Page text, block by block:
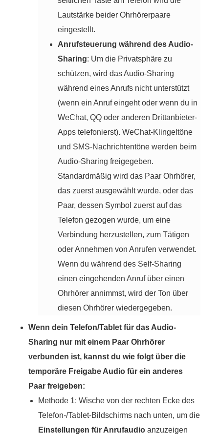
Lautstärke beider Ohrhörerpaare
eingestellt.
Anrufsteuerung während des Audio-
Sharing: Um die Privatsphäre zu
schützen, wird das Audio-Sharing
während eines Anrufs nicht unterstützt
(wenn ein Anruf eingeht oder wenn du in
WeChat, QQ oder anderen Drittanbieter-
Apps telefonierst). WeChat-Klingeltöne
und SMS-Nachrichtentöne werden beim
Audio-Sharing freigegeben.
Standardmäßig wird das Paar Ohrhörer,
das zuerst ausgewählt wurde, oder das
Paar, dessen Symbol zuerst auf das
Telefon gezogen wurde, um eine
Verbindung herzustellen, zum Tätigen
oder Annehmen von Anrufen verwendet.
Wenn du während des Self-Sharing
einen eingehenden Anruf über einen
Ohrhörer annimmst, wird der Ton über
diesen Ohrhörer wiedergegeben.
Wenn dein Telefon/Tablet für das Audio-
Sharing nur mit einem Paar Ohrhörer
verbunden ist, kannst du wie folgt über die
temporäre Freigabe Audio für ein anderes
Paar freigeben:
Methode 1: Wische von der rechten Ecke des
Telefon-/Tablet-Bildschirms nach unten, um die
Einstellungen für Anrufaudio anzuzeigen